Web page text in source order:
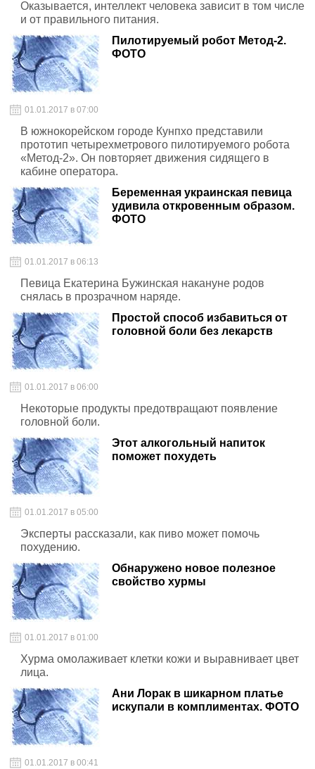
Оказывается, интеллект человека зависит в том числе
и от правильного питания.
Пилотируемый робот Метод-2.
ФОТО
01.01.2017 в 07:00
В южнокорейском городе Кунпхо представили
прототип четырехметрового пилотируемого робота
«Метод-2». Он повторяет движения сидящего в
кабине оператора.
Беременная украинская певица
удивила откровенным образом.
ФОТО
01.01.2017 в 06:13
Певица Екатерина Бужинская накануне родов
снялась в прозрачном наряде.
Простой способ избавиться от
головной боли без лекарств
01.01.2017 в 06:00
Некоторые продукты предотвращают появление
головной боли.
Этот алкогольный напиток
поможет похудеть
01.01.2017 в 05:00
Эксперты рассказали, как пиво может помочь
похудению.
Обнаружено новое полезное
свойство хурмы
01.01.2017 в 01:00
Хурма омолаживает клетки кожи и выравнивает цвет
лица.
Ани Лорак в шикарном платье
искупали в комплиментах. ФОТО
01.01.2017 в 00:41